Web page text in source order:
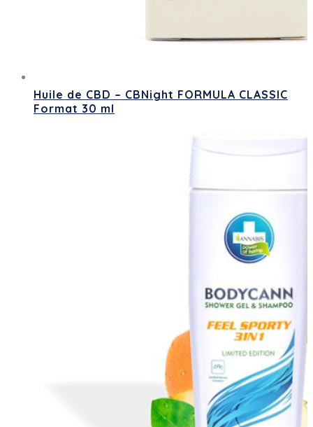
Huile de CBD – CBNight FORMULA CLASSIC
Format 30 ml